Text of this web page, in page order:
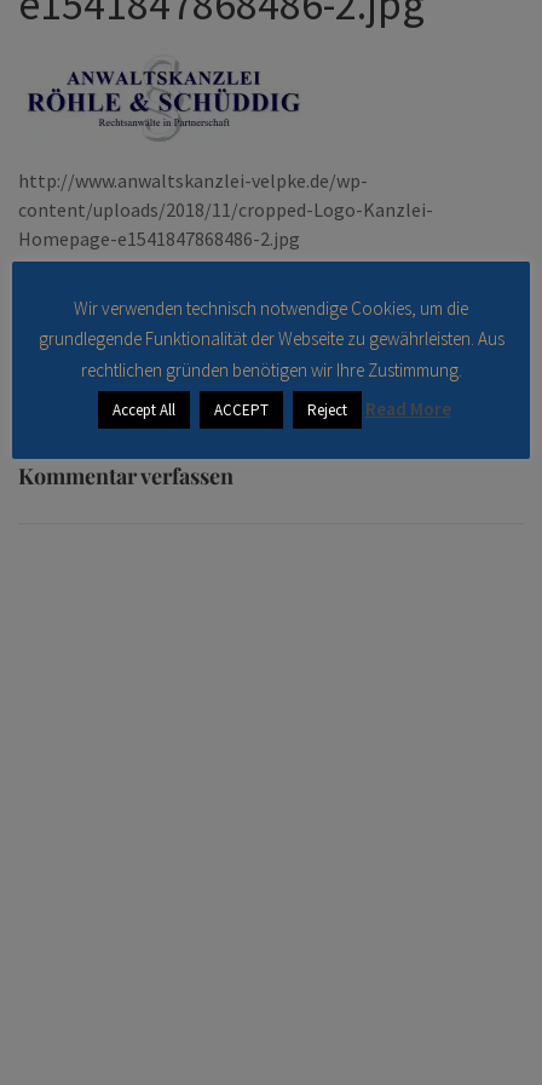
http://www.anwaltskanzlei-velpke.de/wp-
content/uploads/2018/11/cropped-Logo-Kanzlei-
Homepage-e1541847868486-2.jpg
Beitragsnavigation
Published incropped-Logo-Kanzlei-Homepage-
e1541847868486-2.jpg
Kommentar verfassen
Wir verwenden technisch notwendige Cookies, um die
grundlegende Funktionalität der Webseite zu gewährleisten. Aus
rechtlichen gründen benötigen wir Ihre Zustimmung.
Accept All ACCEPT Reject Read More